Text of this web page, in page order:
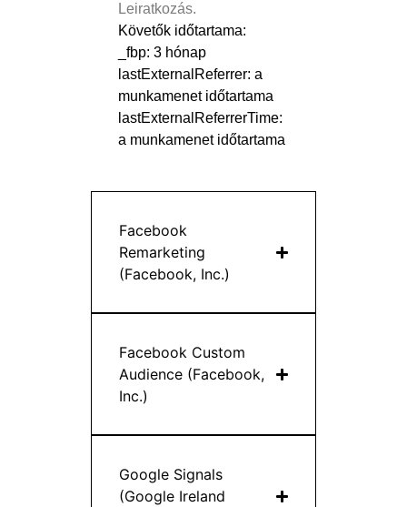
Leiratkozás.
Követők időtartama:
_fbp: 3 hónap
lastExternalReferrer: a
munkamenet időtartama
lastExternalReferrerTime:
a munkamenet időtartama
Facebook
Remarketing
(Facebook, Inc.)
Facebook Custom
Audience (Facebook,
Inc.)
Google Signals
(Google Ireland